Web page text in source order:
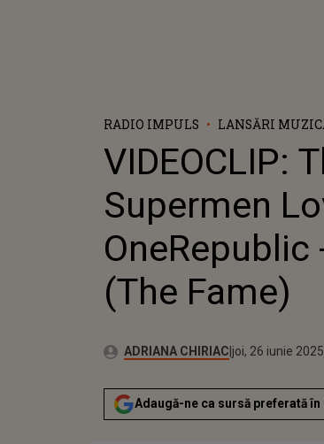
RADIO IMPULS LANSĂRI
VIDEOCLIP:
Supermen
(The Fame)
Autor:ADRIANA CHIRIACPublicat:
joi, 26 iunie 2025
Actualizat:
joi, 26 iunie 2025
Adaugă-ne ca sursă preferată în